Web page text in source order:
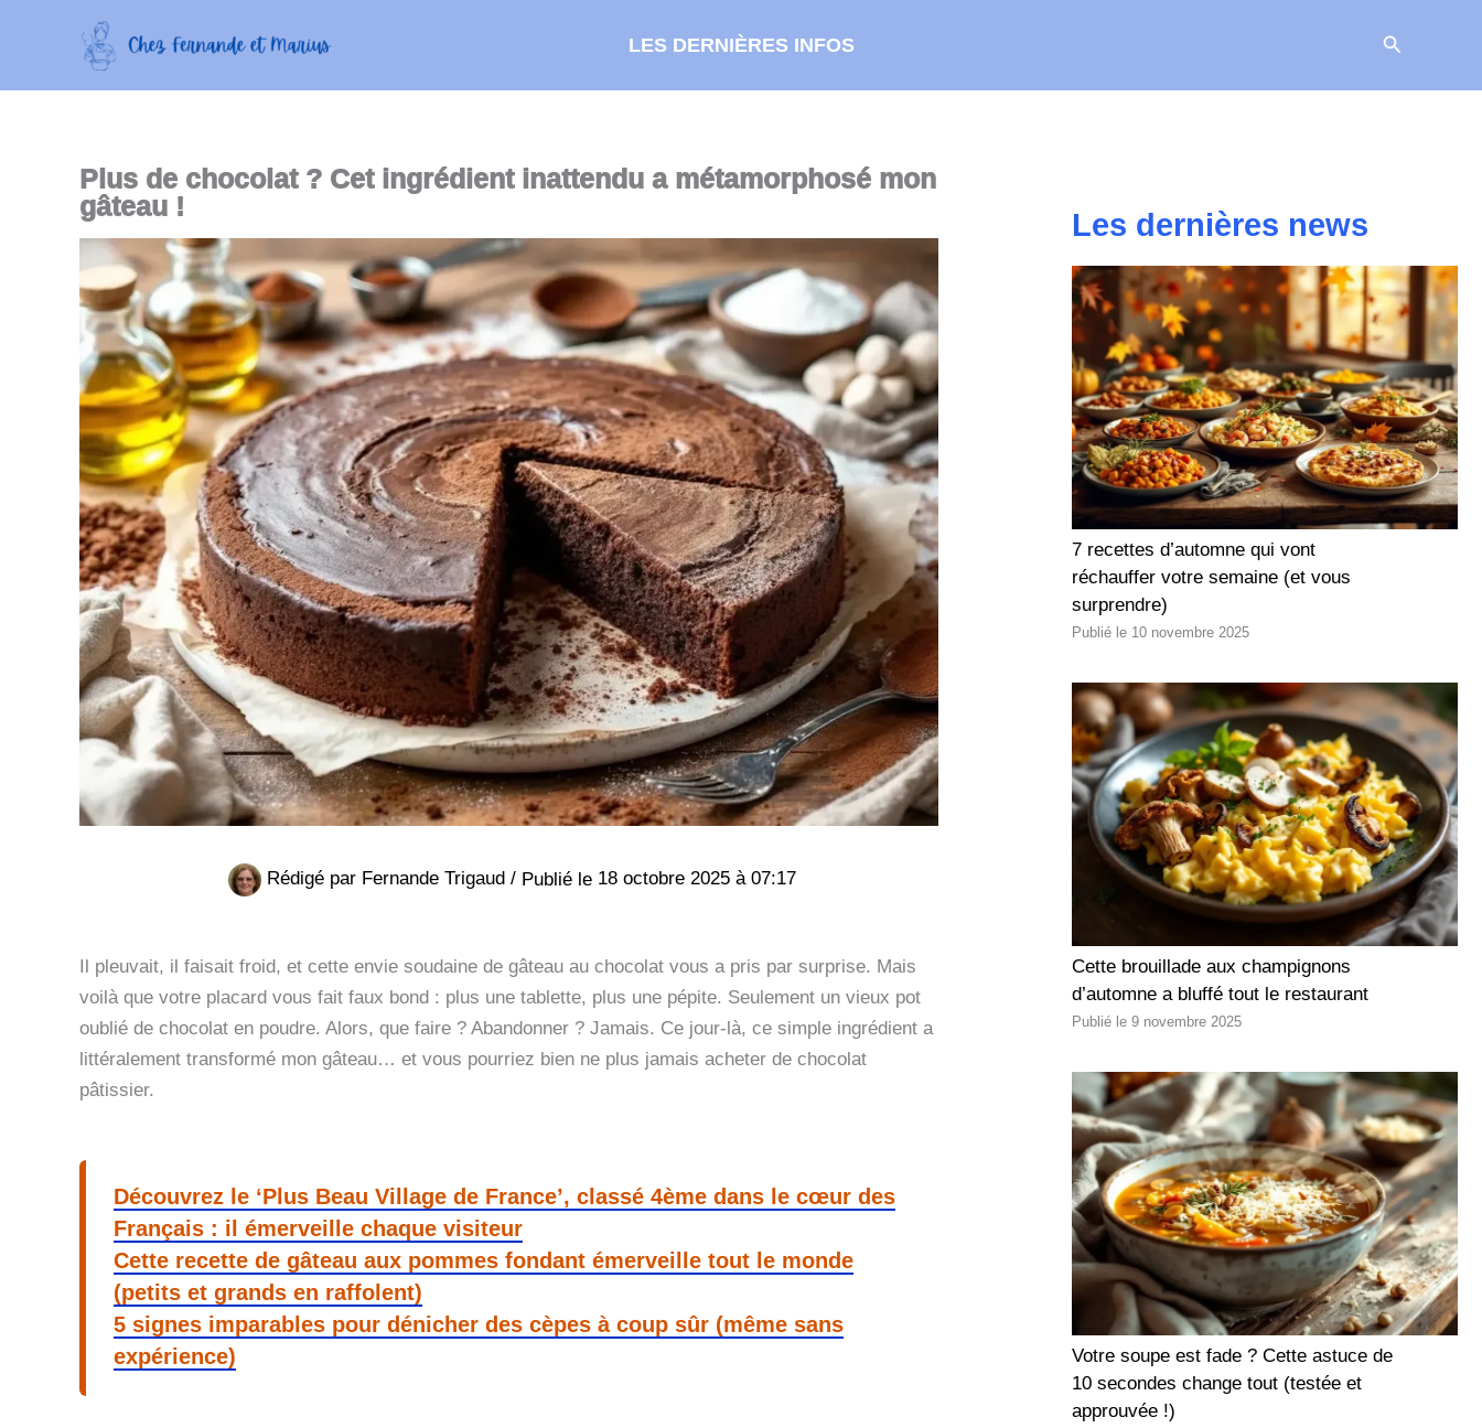
LES DERNIÈRES INFOS
Plus de chocolat ? Cet ingrédient inattendu a métamorphosé mon
gâteau !
Rédigé par Fernande Trigaud / 18 octobre 2025 à 07:17
Il pleuvait, il faisait froid, et cette envie soudaine de gâteau au chocolat vous a pris par surprise. Mais
voilà que votre placard vous fait faux bond : plus une tablette, plus une pépite. Seulement un vieux pot
oublié de chocolat en poudre. Alors, que faire ? Abandonner ? Jamais. Ce jour-là, ce simple ingrédient a
littéralement transformé mon gâteau… et vous pourriez bien ne plus jamais acheter de chocolat
pâtissier.
Découvrez le ‘Plus Beau Village de France’, classé 4ème dans le cœur des
Français : il émerveille chaque visiteur
Cette recette de gâteau aux pommes fondant émerveille tout le monde
(petits et grands en raffolent)
5 signes imparables pour dénicher des cèpes à coup sûr (même sans
expérience)
Les dernières news
7 recettes d’automne qui vont
réchauffer votre semaine (et vous
surprendre)
10 novembre 2025
Cette brouillade aux champignons
d’automne a bluffé tout le restaurant
9 novembre 2025
Votre soupe est fade ? Cette astuce de
10 secondes change tout (testée et
approuvée !)